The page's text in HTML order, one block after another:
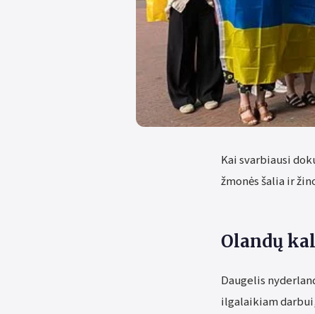
Kai svarbiausi
žmonės šalia ir
Olandų
Daugelis
ilgalaikiam